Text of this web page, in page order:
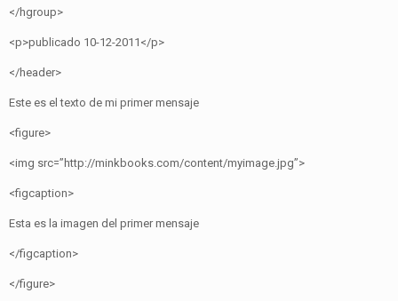
</hgroup>
<p>publicado 10-12-2011</p>
</header>
Este es el texto de mi primer mensaje
<figure>
<img src=”http://minkbooks.com/content/myimage.jpg”>
<figcaption>
Esta es la imagen del primer mensaje
</figcaption>
</figure>